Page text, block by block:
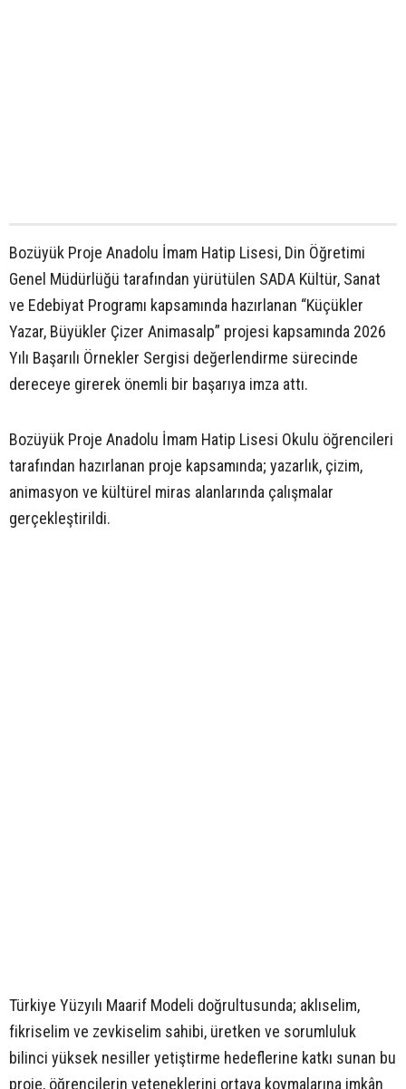
Bozüyük Proje Anadolu İmam Hatip Lisesi, Din Öğretimi
Genel Müdürlüğü tarafından yürütülen SADA Kültür, Sanat
ve Edebiyat Programı kapsamında hazırlanan “Küçükler
Yazar, Büyükler Çizer Animasalp” projesi kapsamında 2026
Yılı Başarılı Örnekler Sergisi değerlendirme sürecinde
dereceye girerek önemli bir başarıya imza attı.
Bozüyük Proje Anadolu İmam Hatip Lisesi Okulu öğrencileri
tarafından hazırlanan proje kapsamında; yazarlık, çizim,
animasyon ve kültürel miras alanlarında çalışmalar
gerçekleştirildi.
Türkiye Yüzyılı Maarif Modeli doğrultusunda; aklıselim,
fikriselim ve zevkiselim sahibi, üretken ve sorumluluk
bilinci yüksek nesiller yetiştirme hedeflerine katkı sunan bu
proje, öğrencilerin yeteneklerini ortaya koymalarına imkân